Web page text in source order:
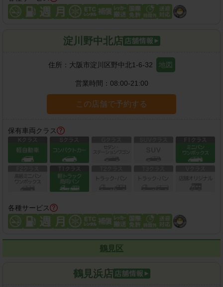
淀川野中北店
住所： 大阪市淀川区野中北1-6-32 地図
営業時間： 08:00-21:00
この店舗で予約する
保有車両クラス
各種サービス
鶴見区
鶴見浜店